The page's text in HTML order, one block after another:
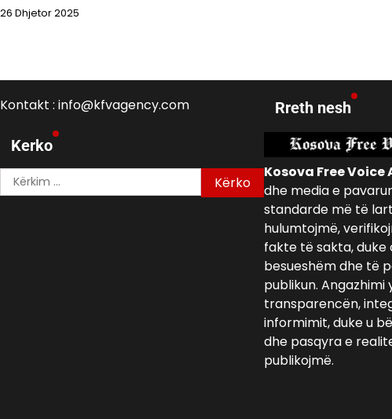
26 Dhjetor 2025
Kontakt : info@kfvagency.com
Kerko
Kërko
për:
Rreth nesh
Kosova Free Voice
dhe media e
standarde më të
hulumtojmë,
fakte të sakta,
besueshëm dhe të
publikun.
transparencën,
informimit, duke u
dhe pasqyra e
publikojmë.